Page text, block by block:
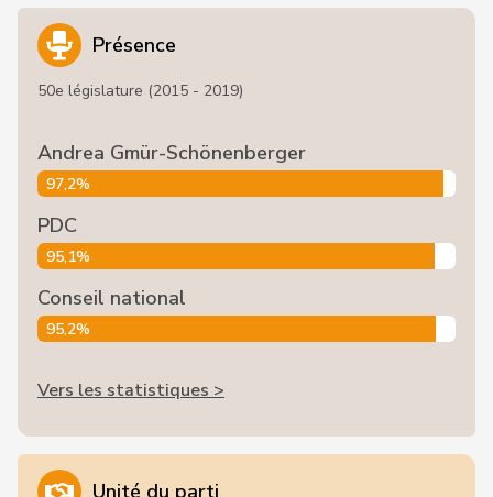
Présence
50e législature (2015 - 2019)
Andrea Gmür-Schönenberger
97,2%
PDC
95,1%
Conseil national
95,2%
Vers les statistiques >
Unité du parti